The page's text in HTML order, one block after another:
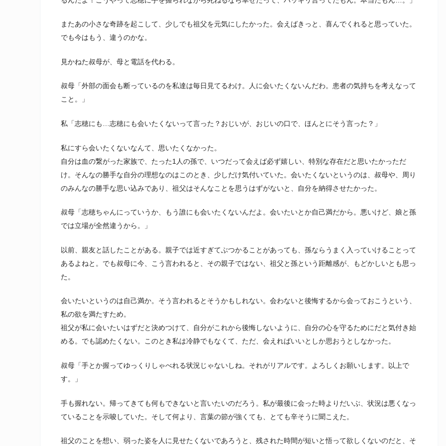
またあの小さな奇跡を起こして、少しでも祖父を元気にしたかった。会えばきっと、喜んでくれると思っていた。
でも今はもう、違うのかな。
見かねた叔母が、母と電話を代わる。
叔母「外部の面会も断っているのを私達は毎日見てるわけ。人に会いたくないんだわ。患者の気持ちを考えなって
こと。」
私「志穂にも…志穂にも会いたくないって言った？おじいが、おじいの口で、ほんとにそう言った？」
私にすら会いたくないなんて、思いたくなかった。
自分は血の繋がった家族で、たった1人の孫で、いつだって会えば必ず嬉しい、特別な存在だと思いたかっただ
け。そんなの勝手な自分の理想なのはこのとき、少しだけ気付いていた。会いたくないというのは、叔母や、周り
のみんなの勝手な思い込みであり、祖父はそんなことを思うはずがないと、自分を納得させたかった。
叔母「志穂ちゃんにっていうか、もう誰にも会いたくないんだよ。会いたいとか自己満だから。悪いけど、娘と孫
では立場が全然違うから。」
以前、親友と話したことがある。親子では近すぎてぶつかることがあっても、孫ならうまく入っていけることって
あるよねと。でも叔母に今、こう言われると、その親子ではない、祖父と孫という距離感が、もどかしいとも思っ
た。
会いたいというのは自己満か。そう言われるとそうかもしれない。会わないと後悔するから会っておこうという、
私の欲を満たすため。
祖父が私に会いたいはずだと決めつけて、自分がこれから後悔しないように、自分の心を守るためにだと気付き始
める。でも認めたくない。このとき私は冷静でもなくて、ただ、会えればいいとしか思おうとしなかった。
叔母「手とか握ってゆっくりしゃべれる状況じゃないしね。それがリアルです。よろしくお願いします。以上で
す。」
手も握れない。帰ってきても何もできないと言いたいのだろう。私が最後に会った時よりだいぶ、状況は悪くなっ
ていることを示唆していた。そして何より、言葉の節が強くても、とても辛そうに聞こえた。
祖父のことを想い、弱った姿を人に見せたくないであろうと、残された時間が短いと悟って欲しくないのだと、そ